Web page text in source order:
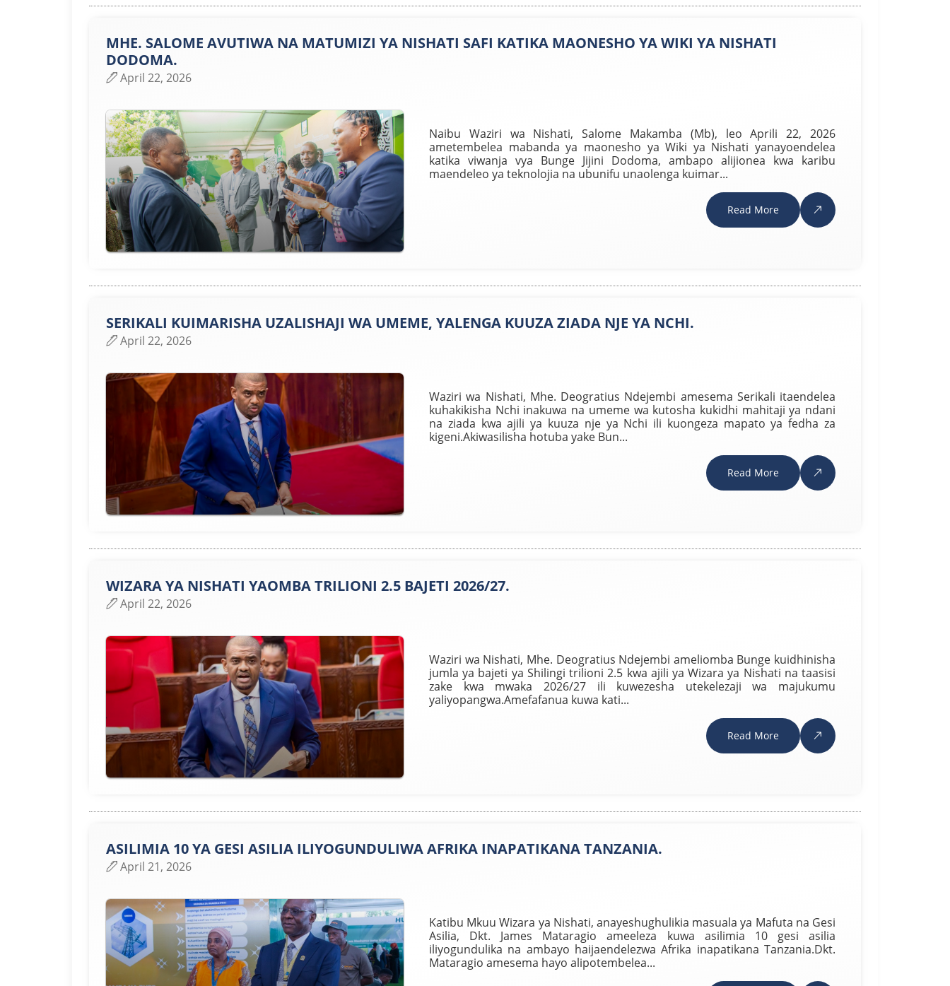
MHE. SALOME AVUTIWA NA MATUMIZI YA NISHATI SAFI KATIKA MAONESHO YA WIKI YA NISHATI
DODOMA.
April 22, 2026
Naibu Waziri wa Nishati, Salome Makamba (Mb), leo Aprili 22, 2026
ametembelea mabanda ya maonesho ya Wiki ya Nishati yanayoendelea
katika viwanja vya Bunge Jijini Dodoma, ambapo alijionea kwa karibu
maendeleo ya teknolojia na ubunifu unaolenga kuimar...
Read More
SERIKALI KUIMARISHA UZALISHAJI WA UMEME, YALENGA KUUZA ZIADA NJE YA NCHI.
April 22, 2026
Waziri wa Nishati, Mhe. Deogratius Ndejembi amesema Serikali itaendelea
kuhakikisha Nchi inakuwa na umeme wa kutosha kukidhi mahitaji ya ndani
na ziada kwa ajili ya kuuza nje ya Nchi ili kuongeza mapato ya fedha za
kigeni.Akiwasilisha hotuba yake Bun...
Read More
WIZARA YA NISHATI YAOMBA TRILIONI 2.5 BAJETI 2026/27.
April 22, 2026
Waziri wa Nishati, Mhe. Deogratius Ndejembi ameliomba Bunge kuidhinisha
jumla ya bajeti ya Shilingi trilioni 2.5 kwa ajili ya Wizara ya Nishati na taasisi
zake kwa mwaka 2026/27 ili kuwezesha utekelezaji wa majukumu
yaliyopangwa.Amefafanua kuwa kati...
Read More
ASILIMIA 10 YA GESI ASILIA ILIYOGUNDULIWA AFRIKA INAPATIKANA TANZANIA.
April 21, 2026
Katibu Mkuu Wizara ya Nishati, anayeshughulikia masuala ya Mafuta na Gesi
Asilia, Dkt. James Mataragio ameeleza kuwa asilimia 10 gesi asilia
iliyogundulika na ambayo haijaendelezwa Afrika inapatikana Tanzania.Dkt.
Mataragio amesema hayo alipotembelea...